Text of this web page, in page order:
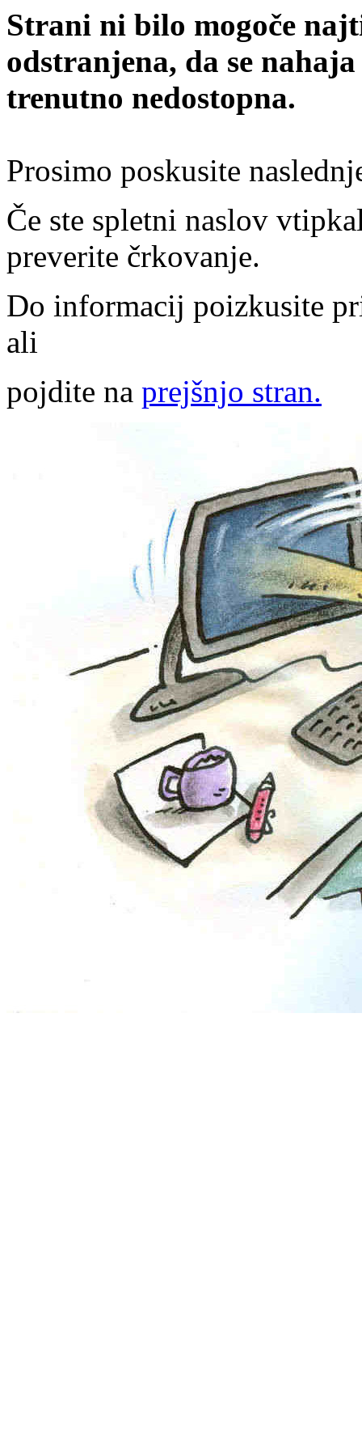
Strani ni bilo mogoče
odstranjena, da se
trenutno nedostopna.
Prosimo poskusite
Če ste spletni naslov
preverite črkovanje.
Do informacij poizkusite
ali
pojdite na prejšnjo stran.